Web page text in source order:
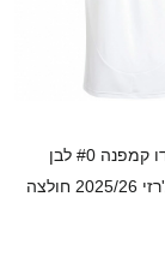
גברים לאונרדו קמפנה #0 לבן
כחול הרחק ג'רזי 2025/26 חולצה